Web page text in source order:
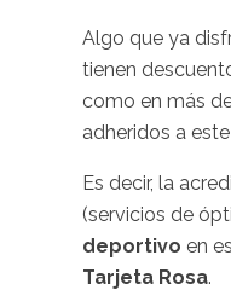
Algo que ya
tienen
como en más
adheridos a
Es decir, la
(servicios de
deportivo en
Tarjeta Rosa.